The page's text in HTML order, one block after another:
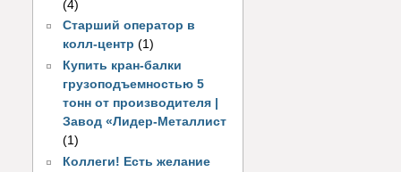
(4)
Старший оператор в
колл-центр (1)
Купить кран-балки
грузоподъемностью 5
тонн от производителя |
Завод «Лидер-Металлист
(1)
Коллеги! Есть желание